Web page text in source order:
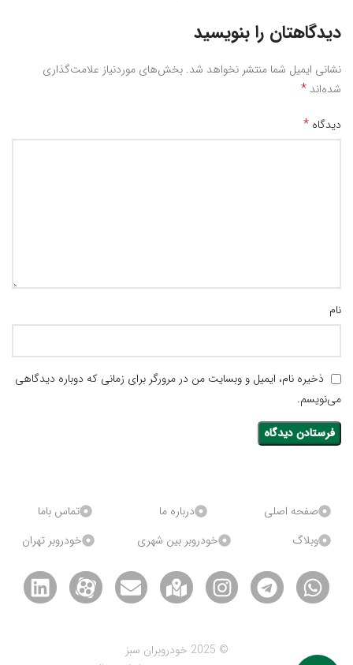
دیدگاهتان را بنویسید
نشانی ایمیل شما منتشر نخواهد شد. بخش‌های موردنیاز علامت‌گذاری
شده‌اند *
دیدگاه *
نام
ذخیره نام، ایمیل و وبسایت من در مرورگر برای زمانی که دوباره دیدگاهی
می‌نویسم.
صفحه اصلی درباره ما
تماس باما
وبلاگ
خودروبر بین شهری خودروبر تهران
© 2025 خودروبران سبز